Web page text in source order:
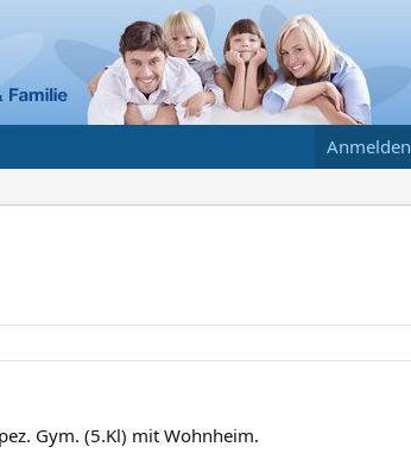
Anmelden
Gym. (5.Kl) mit Wohnheim.